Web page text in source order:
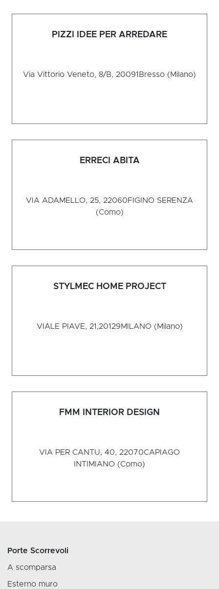
PIZZI IDEE PER ARREDARE
Via Vittorio Veneto, 8/B, 20091 Bresso (Milano)
ERRECI ABITA
VIA ADAMELLO, 25, 22060FIGINO SERENZA
(Como)
STYLMEC HOME PROJECT
VIALE PIAVE, 21,20129MILANO (Milano)
FMM INTERIOR DESIGN
VIA PER CANTU, 40, 22070CAPIAGO
INTIMIANO (Como)
Porte Scorrevoli
A scomparsa
Esterno muro